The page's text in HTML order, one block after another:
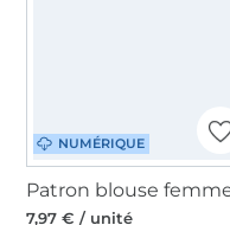
NUMÉRIQUE
7,97 € / unité